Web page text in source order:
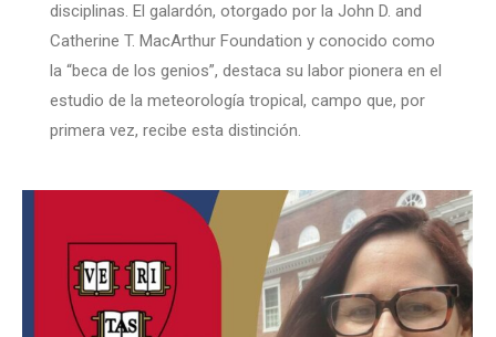
disciplinas. El galardón, otorgado por la John D. and
Catherine T. MacArthur Foundation y conocido como
la “beca de los genios”, destaca su labor pionera en el
estudio de la meteorología tropical, campo que, por
primera vez, recibe esta distinción.